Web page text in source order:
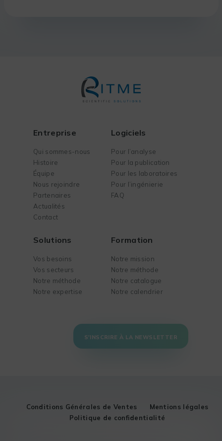
Entreprise
Qui sommes-nous
Histoire
Équipe
Nous rejoindre
Partenaires
Actualités
Contact
Logiciels
Pour l’analyse
Pour la publication
Pour les laboratoires
Pour l’ingénierie
FAQ
Solutions
Vos besoins
Vos secteurs
Notre méthode
Notre expertise
Formation
Notre mission
Notre méthode
Notre catalogue
Notre calendrier
S'INSCRIRE À LA NEWSLETTER
Conditions Générales de Ventes
Mentions légales
Politique de confidentialité